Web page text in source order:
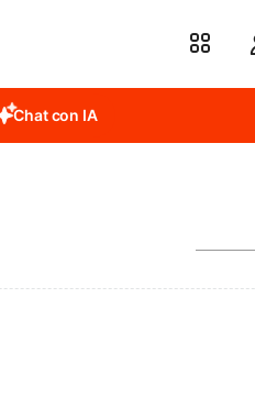
Chat con IA